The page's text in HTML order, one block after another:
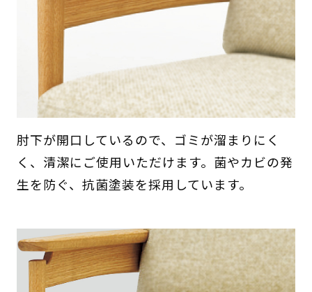
肘下が開口しているので、ゴミが溜まりにく
く、清潔にご使用いただけます。菌やカビの発
生を防ぐ、抗菌塗装を採用しています。